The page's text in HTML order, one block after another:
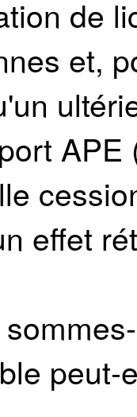
de
et,
effet
peut-